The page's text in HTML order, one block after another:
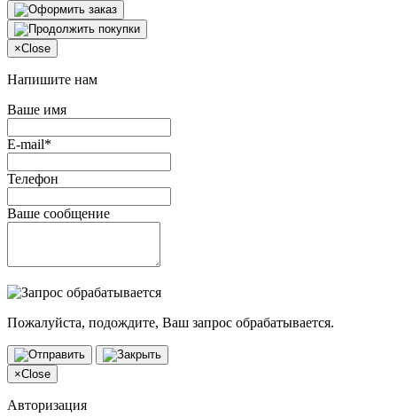
×Close
Напишите нам
Ваше имя
E-mail*
Телефон
Ваше сообщение
Пожалуйста, подождите, Ваш запрос обрабатывается.
×Close
Авторизация